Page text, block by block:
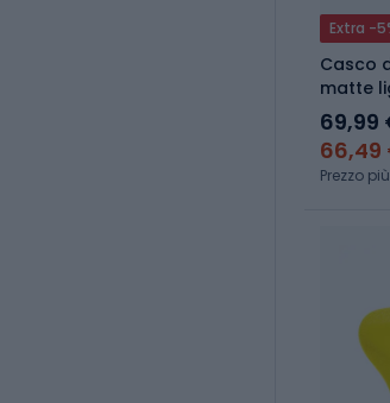
Extra -
Casco
matte
69,99
66,49
Prezzo